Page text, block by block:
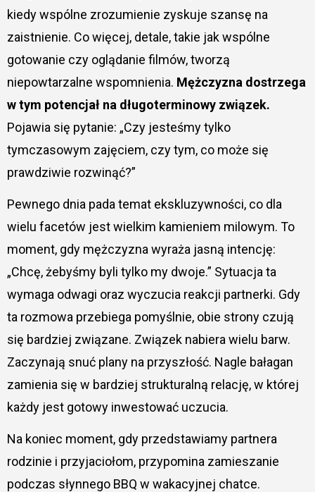
kiedy wspólne zrozumienie zyskuje szansę na
zaistnienie. Co więcej, detale, takie jak wspólne
gotowanie czy oglądanie filmów, tworzą
niepowtarzalne wspomnienia. Mężczyzna dostrzega
w tym potencjał na długoterminowy związek.
Pojawia się pytanie: „Czy jesteśmy tylko
tymczasowym zajęciem, czy tym, co może się
prawdziwie rozwinąć?”
Pewnego dnia pada temat ekskluzywności, co dla
wielu facetów jest wielkim kamieniem milowym. To
moment, gdy mężczyzna wyraża jasną intencję:
„Chcę, żebyśmy byli tylko my dwoje.” Sytuacja ta
wymaga odwagi oraz wyczucia reakcji partnerki. Gdy
ta rozmowa przebiega pomyślnie, obie strony czują
się bardziej związane. Związek nabiera wielu barw.
Zaczynają snuć plany na przyszłość. Nagle bałagan
zamienia się w bardziej strukturalną relację, w której
każdy jest gotowy inwestować uczucia.
Na koniec moment, gdy przedstawiamy partnera
rodzinie i przyjaciołom, przypomina zamieszanie
podczas słynnego BBQ w wakacyjnej chatce.